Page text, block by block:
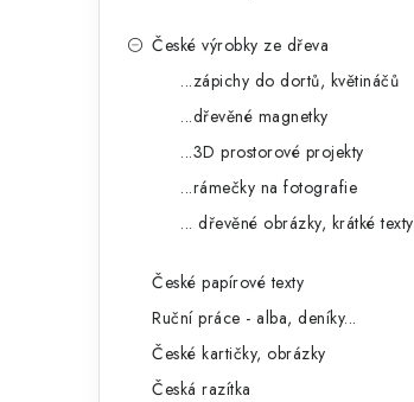
České výrobky ze dřeva
...zápichy do dortů, květináčů
...dřevěné magnetky
...3D prostorové projekty
...rámečky na fotografie
... dřevěné obrázky, krátké texty
České papírové texty
Ruční práce - alba, deníky...
České kartičky, obrázky
Česká razítka